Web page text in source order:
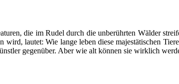
die im Rudel durch die unberührten Wälder
wird, lautet: Wie lange leben diese majestätischen
gegenüber. Aber wie alt können sie wirklich